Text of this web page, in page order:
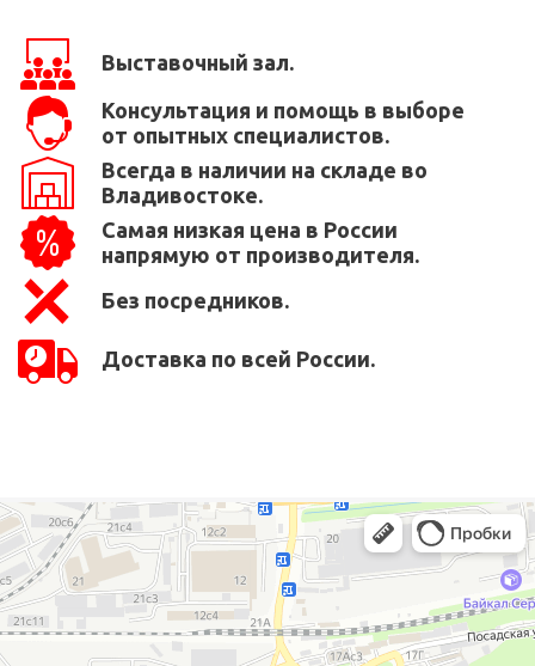
Выставочный зал.
Консультация и помощь в выборе
от опытных специалистов.
Всегда в наличии на складе во
Владивостоке.
Самая низкая цена в России
напрямую от производителя.
Без посредников.
Доставка по всей России.